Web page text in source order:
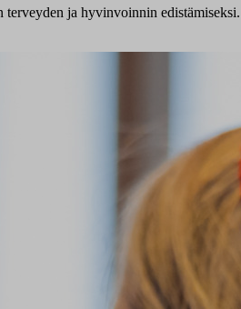
ja hyvinvoinnin edistämiseksi.